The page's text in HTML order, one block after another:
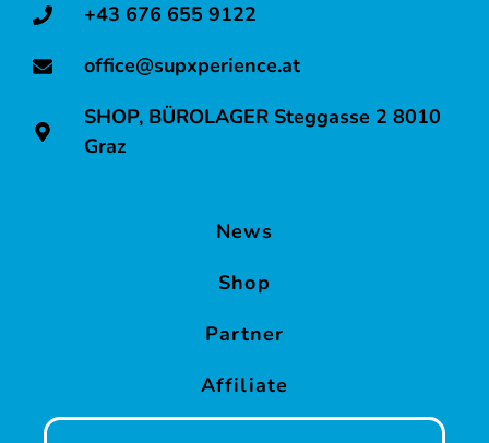
+43 676 655 9122
office@supxperience.at
SHOP, BÜROLAGER Steggasse 2 8010
Graz
News
Shop
Partner
Affiliate